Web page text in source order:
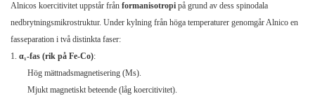
Alnicos koercitivitet uppstår från formanisotropi på grund av dess spinodala
nedbrytningsmikrostruktur. Under kylning från höga temperaturer genomgår Alnico en
fasseparation i två distinkta faser:
α₁-fas (rik på Fe-Co):
Hög mättnadsmagnetisering (Ms).
Mjukt magnetiskt beteende (låg koercitivitet).